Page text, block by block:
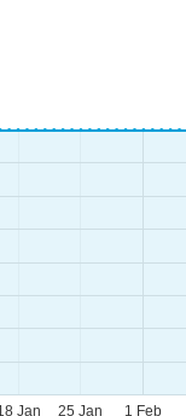
1 Feb
Jan 25 Jan